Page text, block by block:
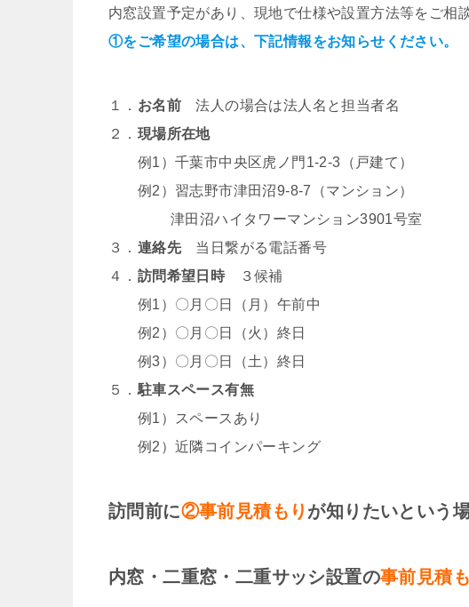
内窓設置予定があり、現地で仕様や設置方法等をご相
①をご希望の場合は、下記情報をお知らせください。
１． お名前 法人の場合は法人名と担当者名
２． 現場所在地
例1）千葉市中央区虎ノ門1-2-3（戸建て）
例2）習志野市津田沼9-8-7（マンション）
津田沼ハイタワーマンション3901号室
３． 連絡先当日繋がる電話番号
４． 訪問希望日時３候補
例1）〇月〇日（月）午前中
例2）〇月〇日（火）終日
例3）〇月〇日（土）終日
５． 駐車スペース有無
例1）スペースあり
例2）近隣コインパーキング
訪問前に②事前見積もり が知りたいという
内窓・二重窓・二重サッシ設置の事前見積